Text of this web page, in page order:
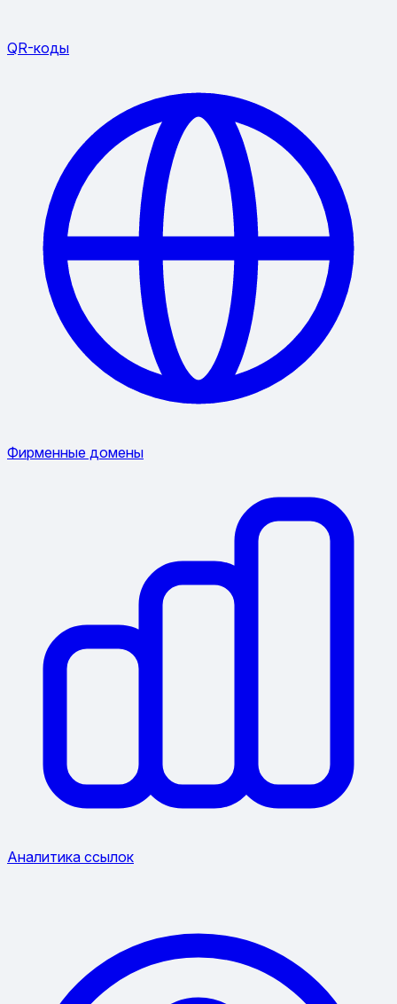
QR-коды
Фирменные домены
Аналитика ссылок